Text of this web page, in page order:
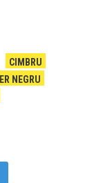
CIMBRU
NEGRU